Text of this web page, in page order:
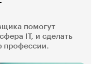
помогут
IT, и сделать
профессии.